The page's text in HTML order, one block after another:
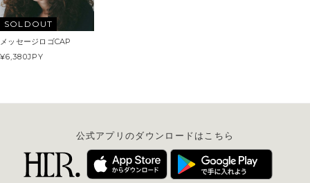
SOLDOUT
メッセージロゴCAP
¥6,380JPY
公式アプリのダウンロードはこちら